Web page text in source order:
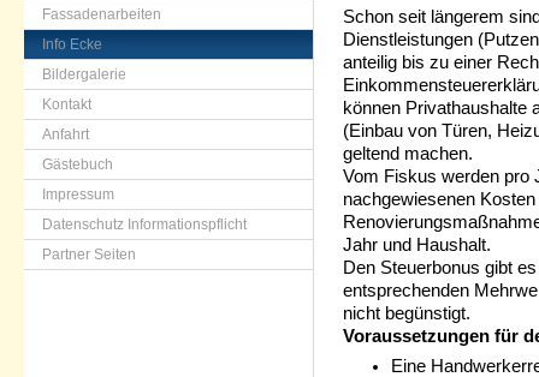
Fassadenarbeiten
Info Ecke
Bildergalerie
Kontakt
Anfahrt
Gästebuch
Impressum
Datenschutz Informationspflicht
Partner Seiten
Schon seit längerem
Dienstleistungen
anteilig bis zu einer
können Privathaushalte
(Einbau von Türen,
geltend machen.
Vom Fiskus werden pro
nachgewiesenen
Jahr und Haushalt.
Den Steuerbonus gibt
entsprechenden
nicht begünstigt.
Voraussetzungen für
Eine